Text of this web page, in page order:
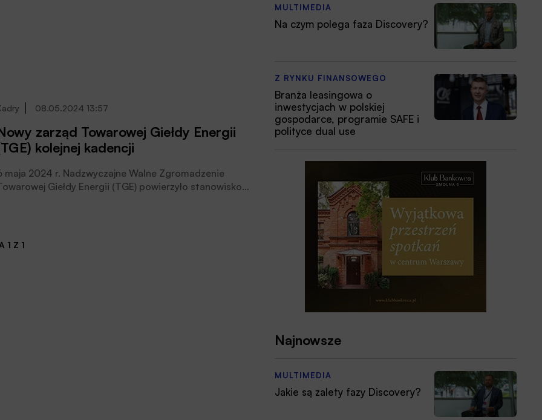
08.05.2024 13:57
zarząd Towarowej Giełdy Energii
kolejnej kadencji
maja 2024 r. Nadzwyczajne Walne Zgromadzenie
Giełdy Energii (TGE) powierzyło stanowisko
zarządu ds. rozwoju biznesu kolejnej
1 Z 1
MULTIMEDIA
Na czym polega faza Discovery?
Z RYNKU FINANSOWEGO
Branża leasingowa o
inwestycjach w polskiej
gospodarce, programie SAFE i
polityce dual use
Najnowsze
MULTIMEDIA
Jakie są zalety fazy Discovery?